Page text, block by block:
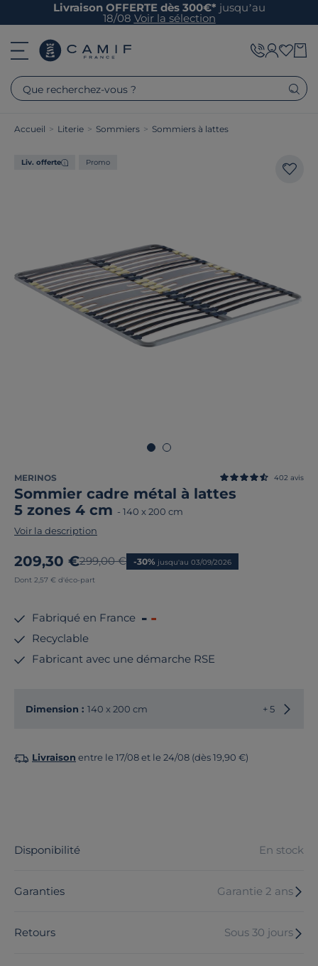
Livraison OFFERTE dès 300€* jusqu’au
18/08 Voir la sélection
Que recherchez-vous ?
Accueil > Literie > Sommiers > Sommiers à lattes
Liv. offerte Promo
MERINOS
Sommier cadre métal à lattes
5 zones 4 cm - 140 x 200 cm
402 avis
Voir la description
Nouveau prix
209,30 €Ancien prix
299,00 € -30% jusqu'au 03/09/2026
Dont 2,57 € d'éco-part
Fabriqué en France
Recyclable
Fabricant avec une démarche RSE
Dimension : 140 x 200 cm + 5
Livraison entre le 17/08 et le 24/08 (dès 19,90 €)
Disponibilité En stock
Garanties Garantie 2 ans
Retours Sous 30 jours